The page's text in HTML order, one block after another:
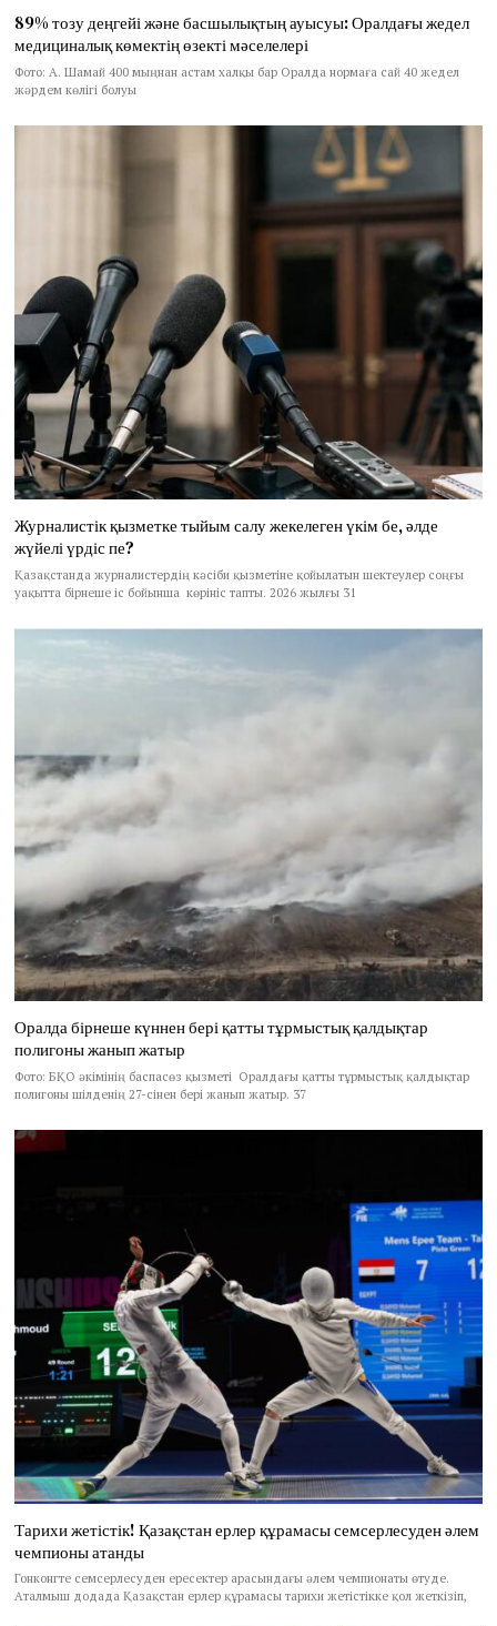
89% тозу деңгейі және басшылықтың ауысуы: Оралдағы жедел
медициналық көмектің өзекті мәселелері
Фото: А. Шамай 400 мыңнан астам халқы бар Оралда нормаға сай 40 жедел
жәрдем көлігі болуы
Журналистік қызметке тыйым салу жекелеген үкім бе, әлде
жүйелі үрдіс пе?
Қазақстанда журналистердің кәсіби қызметіне қойылатын шектеулер соңғы
уақытта бірнеше іс бойынша көрініс тапты. 2026 жылғы 31
Оралда бірнеше күннен бері қатты тұрмыстық қалдықтар
полигоны жанып жатыр
Фото: БҚО әкімінің баспасөз қызметі Оралдағы қатты тұрмыстық қалдықтар
полигоны шілденің 27-сінен бері жанып жатыр. 37
Тарихи жетістік! Қазақстан ерлер құрамасы семсерлесуден әлем
чемпионы атанды
Гонконгте семсерлесуден ересектер арасындағы әлем чемпионаты өтуде.
Аталмыш додада Қазақстан ерлер құрамасы тарихи жетістікке қол жеткізіп,